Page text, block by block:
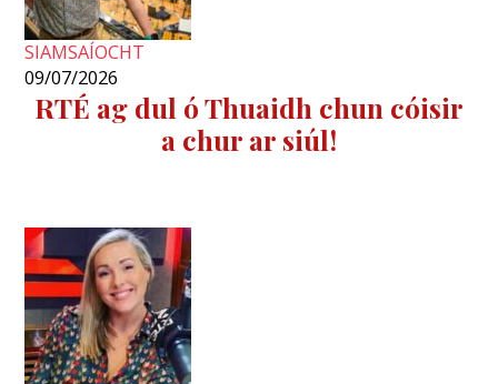
SIAMSAÍOCHT
09/07/2026
RTÉ ag dul ó Thuaidh chun cóisir
a chur ar siúl!